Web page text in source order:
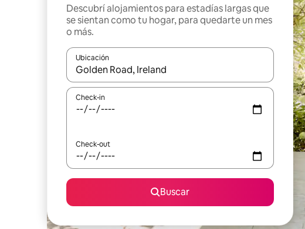
Descubrí alojamientos para estadías largas que
se sientan como tu hogar, para quedarte un mes
o más.
Ubicación
Cuando los resultados estén disponibles, navegá con las
Check-in
Check-out
Buscar